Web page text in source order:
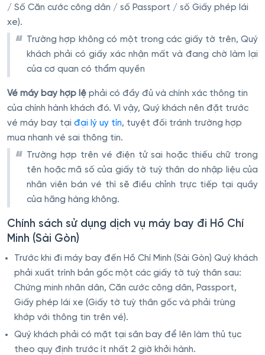
/ Số Căn cước công dân / số Passport / số Giấy phép lái
xe).
Trường hợp không có một trong các giấy tờ trên, Quý
khách phải có giấy xác nhận mất và đang chờ làm lại
của cơ quan có thẩm quyền
Vé máy bay hợp lệ phải có đầy đủ và chính xác thông tin
của chính hành khách đó. Vì vậy, Quý khách nên đặt trước
vé máy bay tại đại lý uy tín, tuyệt đối tránh trường hợp
mua nhanh vé sai thông tin.
Trường hợp trên vé điện tử sai hoặc thiếu chữ trong
tên hoặc mã số của giấy tờ tuỳ thân do nhập liệu của
nhân viên bán vé thì sẽ điều chỉnh trực tiếp tại quầy
của hãng hàng không.
Chính sách sử dụng dịch vụ máy bay đi Hồ Chí
Minh (Sài Gòn)
Trước khi đi máy bay đến Hồ Chí Minh (Sài Gòn) Quý khách
phải xuất trình bản gốc một các giấy tờ tuỳ thân sau:
Chứng minh nhân dân, Căn cước công dân, Passport,
Giấy phép lái xe (Giấy tờ tuỳ thân gốc và phải trùng
khớp với thông tin trên vé).
Quý khách phải có mặt tại sân bay để lên làm thủ tục
theo quy định trước ít nhất 2 giờ khởi hành.